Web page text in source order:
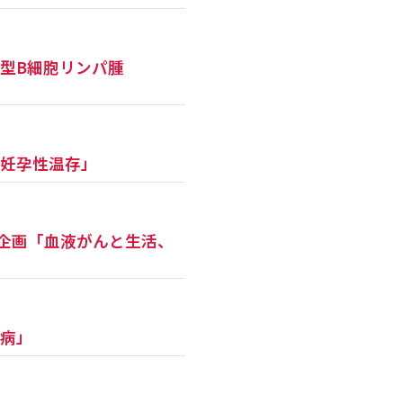
B細胞リンパ腫
孕性温存」
画「血液がんと生活、
」